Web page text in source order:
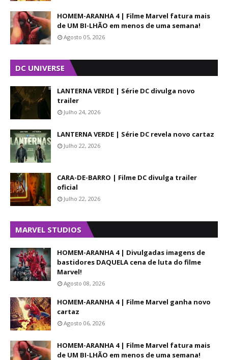
HOMEM-ARANHA 4 | Filme Marvel fatura mais
de UM BI-LHÃO em menos de uma semana!
Agosto 05, 2026
DC UNIVERSE
LANTERNA VERDE | Série DC divulga novo
trailer
Julho 24, 2026
LANTERNA VERDE | Série DC revela novo cartaz
Julho 22, 2026
CARA-DE-BARRO | Filme DC divulga trailer
oficial
Julho 22, 2026
MARVEL STUDIOS
HOMEM-ARANHA 4 | Divulgadas imagens de
bastidores DAQUELA cena de luta do filme
Marvel!
Agosto 08, 2026
HOMEM-ARANHA 4 | Filme Marvel ganha novo
cartaz
Agosto 06, 2026
HOMEM-ARANHA 4 | Filme Marvel fatura mais
de UM BI-LHÃO em menos de uma semana!